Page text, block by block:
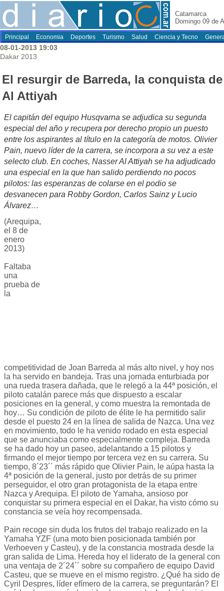
Catamarca
Domingo 09 de
Principal Economia Deportes Turismo Salud Ciencia y Tecno
08-01-2013 19:03
Dakar 2013
El resurgir de Barreda, la conquista de
Al Attiyah
El capitán del equipo Husqvarna se adjudica su segunda
especial del año y recupera por derecho propio un puesto
entre los aspirantes al título en la categoría de motos. Olivier
Pain, nuevo líder de la carrera, se incorpora a su vez a este
selecto club. En coches, Nasser Al Attiyah se ha adjudicado
una especial en la que han salido perdiendo no pocos
pilotos: las esperanzas de colarse en el podio se
desvanecen para Robby Gordon, Carlos Sainz y Lucio
Álvarez…
(Arequipa,
el 8 de
enero
2013)
Faltaba
una
prueba de
la
competitividad de Joan Barreda al más alto nivel, y hoy nos
la ha servido en bandeja. Tras una jornada enturbiada por
una rueda trasera dañada, que le relegó a la 44ª posición, el
piloto catalán parece más que dispuesto a escalar
posiciones en la general, y como muestra la remontada de
hoy… Su condición de piloto de élite le ha permitido salir
desde el puesto 24 en la línea de salida de Nazca. Una vez
en movimiento, todo le ha venido rodado en esta especial
que se anunciaba como especialmente compleja. Barreda
se ha dado hoy un paseo, adelantando a 15 pilotos y
firmando el mejor tiempo por tercera vez en su carrera. Su
tiempo, 8´23´´ más rápido que Olivier Pain, le aúpa hasta la
4ª posición de la general, justo por detrás de su primer
perseguidor, el otro gran protagonista de la etapa entre
Nazca y Arequipa. El piloto de Yamaha, ansioso por
conquistar su primera especial en el Dakar, ha visto cómo su
constancia se veía hoy recompensada.
Pain recoge sin duda los frutos del trabajo realizado en la
Yamaha YZF (una moto bien posicionada también por
Verhoeven y Casteu), y de la constancia mostrada desde la
gran salida de Lima. Hereda hoy el liderato de la general con
una ventaja de 2´24´´ sobre su compañero de equipo David
Casteu, que se mueve en el mismo registro. ¿Qué ha sido de
Cyril Despres, líder efímero de la carrera, se preguntarán? El